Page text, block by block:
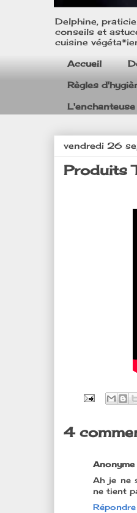
Delphine,
conseils et
cuisine
Accueil
Règles
vendredi 26
Produits
4
Anonyme
Ah je ne
ne tient
Répondre